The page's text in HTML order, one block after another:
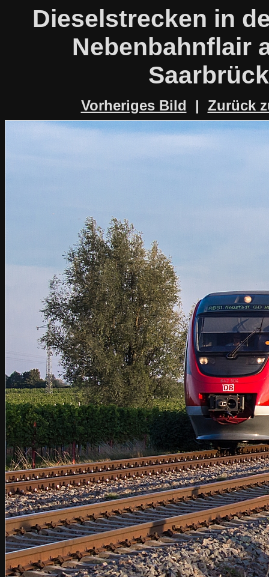
Dieselstrecken in
Nebenbahnflair
Vorheriges Bild | Zurück